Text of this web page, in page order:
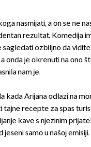
nasmijati, a on se ne
rezultat. Komedija
sagledati ozbiljno da
onda je okrenuti na ono
nam je.
kada Arijana odlazi na
tajne recepte za spas
kave s njezinim
samo u našoj emisiji.